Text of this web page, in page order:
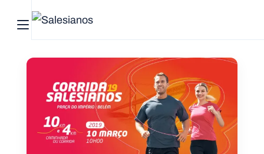
Abrir menu principal
Pesquisar no site
Início
Quem
somos